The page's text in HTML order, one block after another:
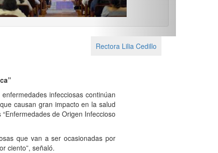
Rectora Lilia Cedillo
infecciosas continúan
causan gran impacto en la salud
de Origen Infeccioso
que van a ser ocasionadas por
ciento”, señaló.